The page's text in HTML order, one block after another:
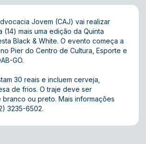
Jovem (CAJ) vai realizar
(14) mais uma edição da Quinta
Black & White. O evento começa a
Pier do Centro de Cultura, Esporte e
GO.
30 reais e incluem cerveja,
de frios. O traje deve ser
branco ou preto. Mais informações
3235-6502.